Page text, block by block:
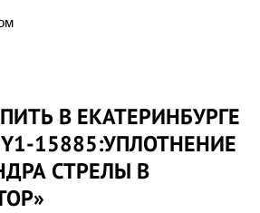
В ЕКАТЕРИНБУРГЕ
15885:УПЛОТНЕНИЕ
СТРЕЛЫ В